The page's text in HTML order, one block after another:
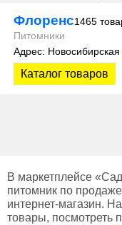
Флоренс1465
Питомники
Каталог товаров
В маркетплейсе
питомник по
интернет-магазин.
товары, посмотреть